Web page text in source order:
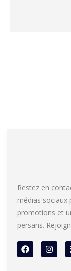
Restez en
médias sociaux
promotions et
persans.